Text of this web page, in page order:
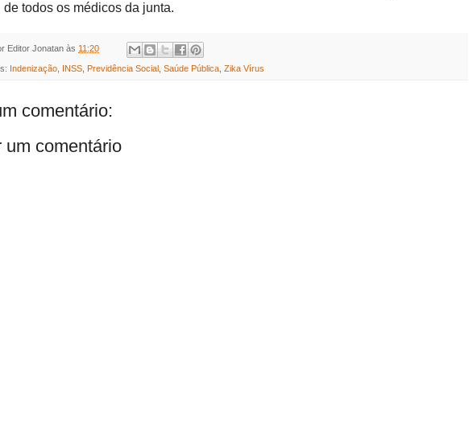
de todos os médicos da junta.
Editor Jonatan às 11:20
Indenização INSS Previdência Social Saúde Pública Zika Vírus
comentário:
um comentário